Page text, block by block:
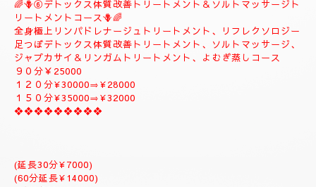
ント致します、体質改善足つぼリフレクソロジーデトックストリ
ートメント疲労回復トリートメントアロマトリートメント致しま
す。
９０分￥20000
１２０分¥25000⇒おすすめ致します。
１５０分¥28000⇒よむぎ蒸しサービス致します。
１８０分￥34000⇒ラグジュアリーにゆっくりトリートメント致
します。
是非おすすめ致します全て入って居るコースになりますのでおす